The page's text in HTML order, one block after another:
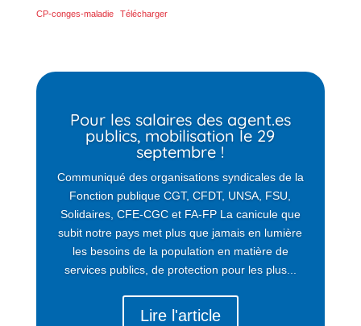
CP-conges-maladie Télécharger
Pour les salaires des agent.es
publics, mobilisation le 29
septembre !
Communiqué des organisations syndicales de la
Fonction publique CGT, CFDT, UNSA, FSU,
Solidaires, CFE-CGC et FA-FP La canicule que
subit notre pays met plus que jamais en lumière
les besoins de la population en matière de
services publics, de protection pour les plus...
Lire l'article